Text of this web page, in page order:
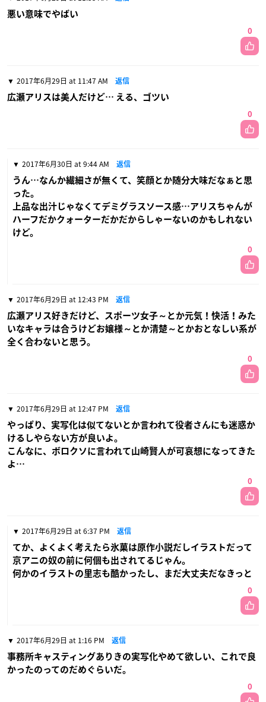
悪い意味でやばい
0
2017年6月29日 at 11:47 AM 返信
広瀬アリスは美人だけど… える、ゴツい
0
2017年6月30日 at 9:44 AM 返信
うん…なんか繊細さが無くて、笑顔とか随分大味だなぁと思
った。
上品な出汁じゃなくてデミグラスソース感…アリスちゃんが
ハーフだかクォーターだかだからしゃーないのかもしれない
けど。
0
2017年6月29日 at 12:43 PM 返信
広瀬アリス好きだけど、スポーツ女子～とか元気！快活！みた
いなキャラは合うけどお嬢様～とか清楚～とかおとなしい系が
全く合わないと思う。
0
2017年6月29日 at 12:47 PM 返信
やっぱり、実写化は似てないとか言われて役者さんにも迷惑か
けるしやらない方が良いよ。
こんなに、ボロクソに言われて山崎賢人が可哀想になってきた
よ…
0
2017年6月29日 at 6:37 PM 返信
てか、よくよく考えたら氷菓は原作小説だしイラストだって
京アニの奴の前に何個も出されてるじゃん。
何かのイラストの里志も酷かったし、まだ大丈夫だなきっと
0
2017年6月29日 at 1:16 PM 返信
事務所キャスティングありきの実写化やめて欲しい、これで良
かったのってのだめぐらいだ。
0